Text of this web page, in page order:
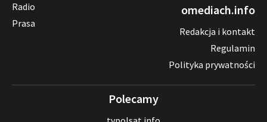
Radio
Prasa
omediach.info
Redakcja i kontakt
Regulamin
Polityka prywatności
Polecamy